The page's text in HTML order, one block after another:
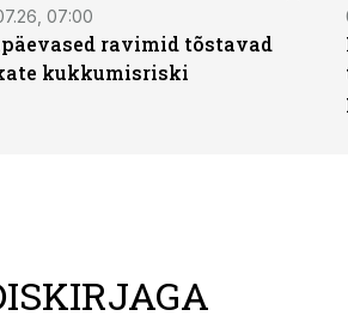
07:00
ravimid tõstavad
kukkumisriski